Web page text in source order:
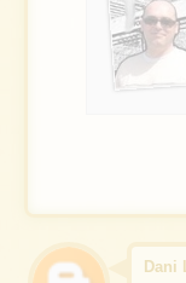
Dani